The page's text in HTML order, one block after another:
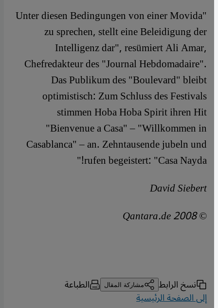
"Unter diesen Bedingungen von einer Movida
zu sprechen, stellt eine Beleidigung der
Intelligenz dar", resümiert Ali Amar,
Chefredakteur des "Journal Hebdomadaire".
Das Publikum des "Boulevard" bleibt
optimistisch: Zum Schluss des Festivals
stimmen Hoba Hoba Spirit ihren Hit
"Bienvenue a Casa" – "Willkommen in
Casablanca" – an. Zehntausende jubeln und
rufen begeistert: "Casa Nayda!"
David Siebert
© Qantara.de 2008
نسخ الرابط مشاركة المقال الطباعة
إلى الصفحة الرئيسية